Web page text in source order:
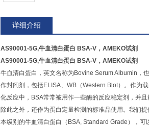
详细介绍
AS90001-5G,牛血清白蛋白 BSA-V，AMEKO试剂
AS90001-5G,牛血清白蛋白 BSA-V，AMEKO试剂
牛血清白蛋白，英文名称为Bovine Serum Albumin，
作封闭剂，包括ELISA、WB（Western Blot）。作为
化反应中，BSA常常被用作一些酶的反应稳定剂，并
除此之外，还作为蛋白定量检测的标准品使用。我们
本级别的牛血清白蛋白（BSA, Standard Grade），